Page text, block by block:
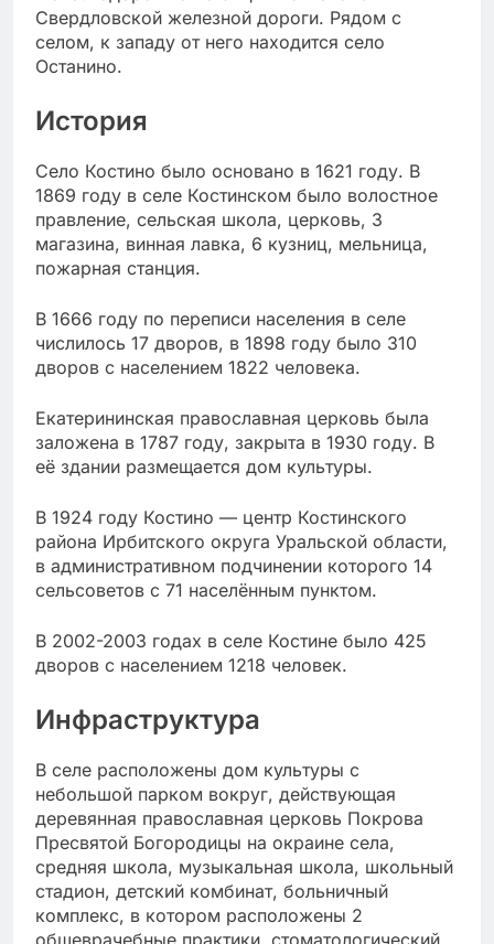
Свердловской железной дороги. Рядом с
селом, к западу от него находится село
Останино.
История
Село Костино было основано в 1621 году. В
1869 году в селе Костинском было волостное
правление, сельская школа, церковь, 3
магазина, винная лавка, 6 кузниц, мельница,
пожарная станция.
В 1666 году по переписи населения в селе
числилось 17 дворов, в 1898 году было 310
дворов с населением 1822 человека.
Екатерининская православная церковь была
заложена в 1787 году, закрыта в 1930 году. В
её здании размещается дом культуры.
В 1924 году Костино — центр Костинского
района Ирбитского округа Уральской области,
в административном подчинении которого 14
сельсоветов с 71 населённым пунктом.
В 2002-2003 годах в селе Костине было 425
дворов с населением 1218 человек.
Инфраструктура
В селе расположены дом культуры с
небольшой парком вокруг, действующая
деревянная православная церковь Покрова
Пресвятой Богородицы на окраине села,
средняя школа, музыкальная школа, школьный
стадион, детский комбинат, больничный
комплекс, в котором расположены 2